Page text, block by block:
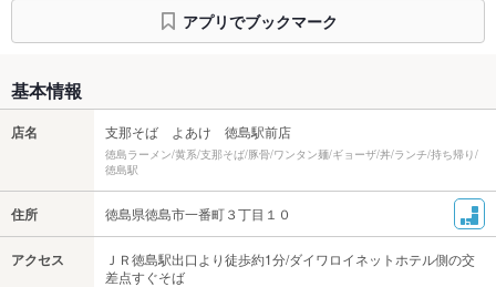
アプリでブックマーク
基本情報
店名 支那そば よあけ 徳島駅前店
徳島ラーメン/黄系/支那そば/豚骨/ワンタン麺/ギョーザ/丼/ランチ/持ち帰り/
徳島駅
住所 徳島県徳島市一番町３丁目１０
アクセス
ＪＲ徳島駅出口より徒歩約1分/ダイワロイネットホテル側の交
差点すぐそば